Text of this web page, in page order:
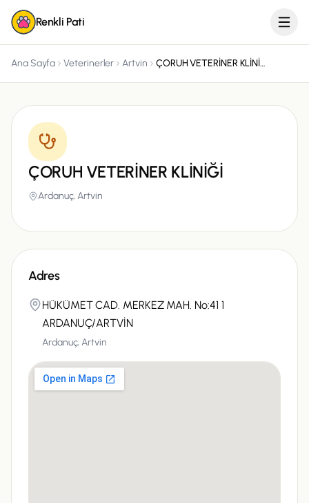
Renkli Pati
Ana Sayfa Veterinerler Artvin ÇORUH VETERİNER KLİNİĞİ
ÇORUH VETERİNER KLİNİĞİ
Ardanuç,Artvin
Adres
HÜKÜMET CAD. MERKEZ MAH. No:41 1
ARDANUÇ/ARTVİN
Ardanuç,Artvin